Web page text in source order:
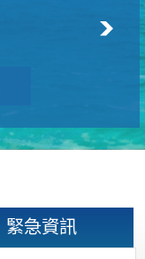
緊急資訊